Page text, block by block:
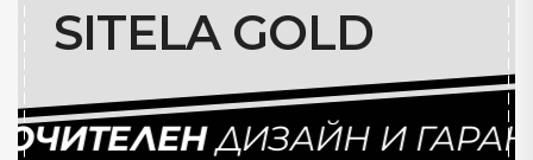
SITELA GOLD
ДИЗАЙН И